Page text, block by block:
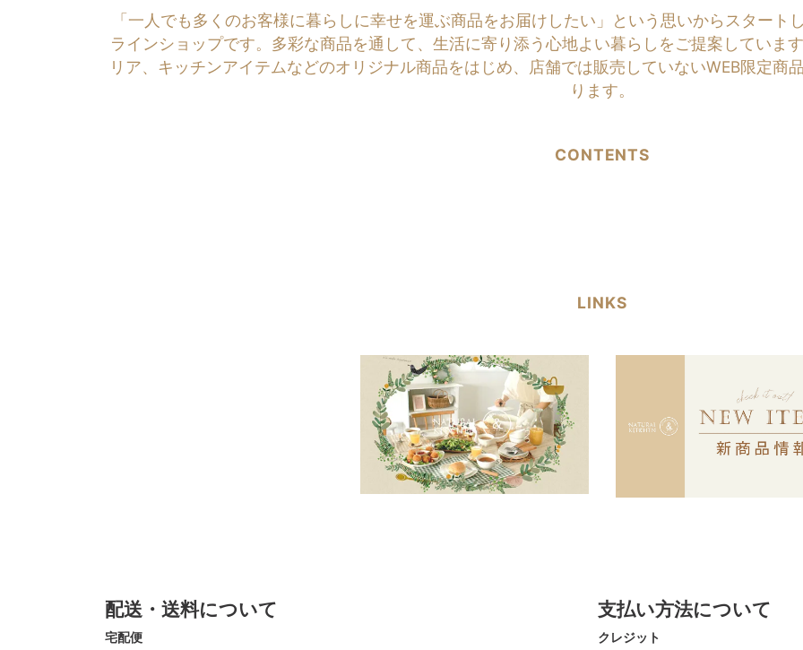
「一人でも多くのお客様に暮らしに幸せを運ぶ商品をお届けしたい」という思いからスタート
ラインショップです。多彩な商品を通して、生活に寄り添う心地よい暮らしをご提案していま
リア、キッチンアイテムなどのオリジナル商品をはじめ、店舗では販売していないWEB限定商
ります。
CONTENTS
LINKS
配送・送料について
宅配便
支払い方法について
クレジット